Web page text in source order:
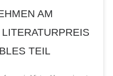
AM
TEIL